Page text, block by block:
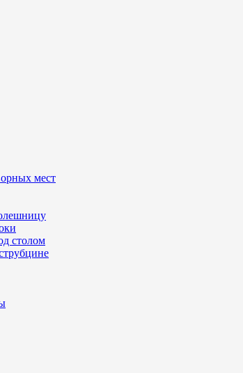
мест
столом